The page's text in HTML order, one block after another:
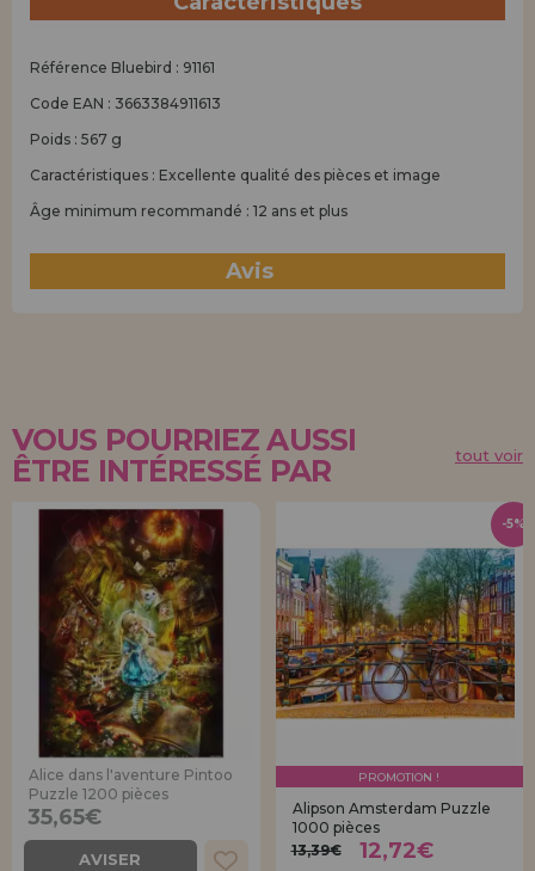
Référence Bluebird : 91161
Code EAN : 3663384911613
Poids : 567 g
Caractéristiques : Excellente qualité des pièces et image
Âge minimum recommandé : 12 ans et plus
Avis
VOUS POURRIEZ AUSSI
ÊTRE INTÉRESSÉ PAR
tout voir
Alice dans l'aventure Pintoo
Puzzle 1200 pièces
35,65€
AVISER
PROMOTION !
Alipson Amsterdam Puzzle
1000 pièces
13,39€
12,72€
-5%